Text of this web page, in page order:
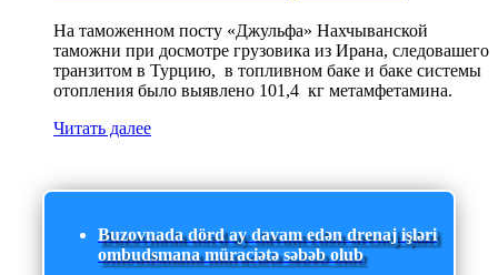
На таможенном посту «Джульфа» Нахчыванской
таможни при досмотре грузовика из Ирана, следовашего
транзитом в Турцию, в топливном баке и баке системы
отопления было выявлено 101,4 кг метамфетамина.
Читать далее
Buzovnada dörd ay davam edən drenaj işləri
ombudsmana müraciətə səbəb olub